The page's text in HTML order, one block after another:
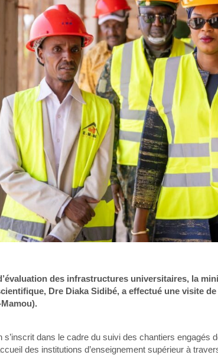
des infrastructures universitaires, la
Dre Diaka Sidibé, a effectué une visite
s’inscrit dans le cadre du suivi des chantiers engagés
des institutions d’enseignement supérieur à